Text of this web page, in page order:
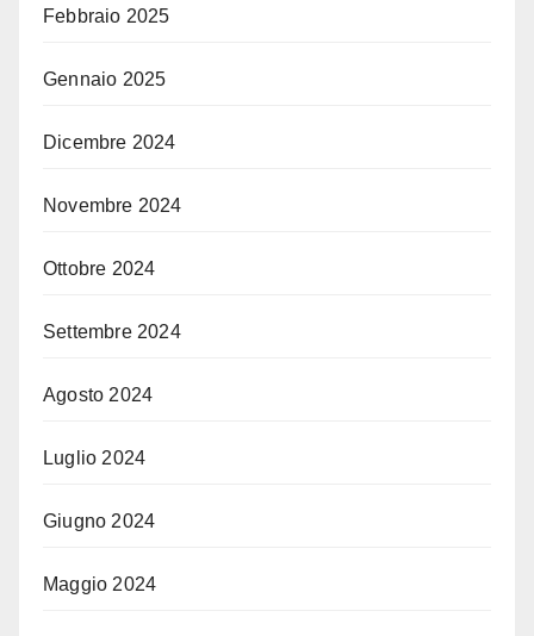
Febbraio 2025
Gennaio 2025
Dicembre 2024
Novembre 2024
Ottobre 2024
Settembre 2024
Agosto 2024
Luglio 2024
Giugno 2024
Maggio 2024